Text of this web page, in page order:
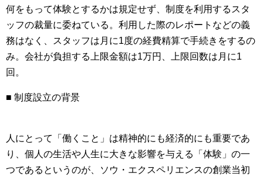
何をもって体験とするかは規定せず、制度を利用するスタ
ッフの裁量に委ねている。利用した際のレポートなどの義
務はなく、スタッフは月に1度の経費精算で手続きをするの
み。会社が負担する上限金額は1万円、上限回数は月に1
回。
■ 制度設立の背景
人にとって「働くこと」は精神的にも経済的にも重要であ
り、個人の生活や人生に大きな影響を与える「体験」の一
つであるというのが、ソウ・エクスペリエンスの創業当初